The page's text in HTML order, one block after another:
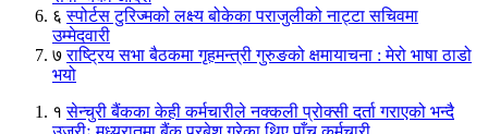
६ स्पोर्टस टुरिज्मको लक्ष्य बोकेका पराजुलीको नाट्टा सचिवमा
उम्मेदवारी
७ राष्ट्रिय सभा बैठकमा गृहमन्त्री गुरुङको क्षमायाचना : मेरो भाषा ठाडो
भयो
१ सेन्चुरी बैंकका केही कर्मचारीले नक्कली प्रोक्सी दर्ता गराएको भन्दै